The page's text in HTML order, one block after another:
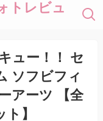
トレビュ
ュー！！ セ
ソフビフィ
アーツ 【全
】